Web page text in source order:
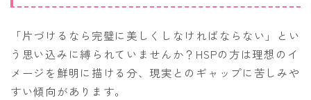
「片づけるなら完璧に美しくしなければならない」とい
う思い込みに縛られていませんか？HSPの方は理想のイ
メージを鮮明に描ける分、現実とのギャップに苦しみや
すい傾向があります。